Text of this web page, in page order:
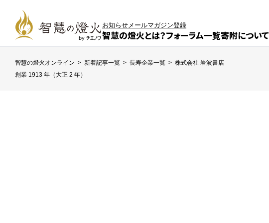
智慧の燈火とは？フォーラム一覧寄附について
お知らせメールマガジン登録
智慧の燈火オンライン > 新着記事一覧 > 長寿企業一覧 > 株式会社 岩波書店
創業 1913 年（大正 2 年）